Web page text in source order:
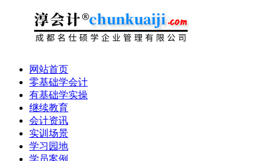
网站首页
零基础学会计
有基础学实操
继续教育
会计资讯
实训场景
学习园地
学员案例